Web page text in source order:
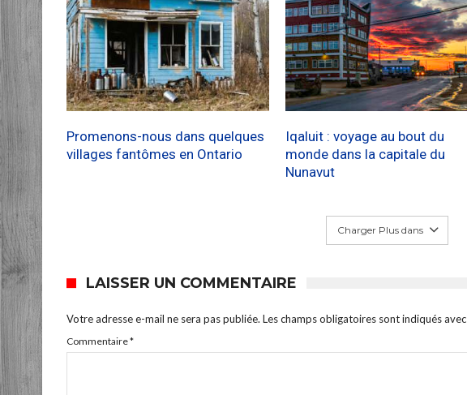
Promenons-nous dans quelques
villages fantômes en Ontario
Iqaluit : voyage au bout du
monde dans la capitale du
Nunavut
Charger Plus dans
LAISSER UN COMMENTAIRE
Votre adresse e-mail ne sera pas publiée. Les champs obligatoires sont indiqués avec
Commentaire*